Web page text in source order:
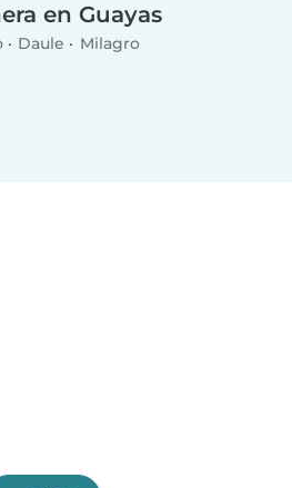
en Guayas
Daule Milagro